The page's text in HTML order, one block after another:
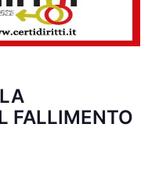
FALLIMENTO